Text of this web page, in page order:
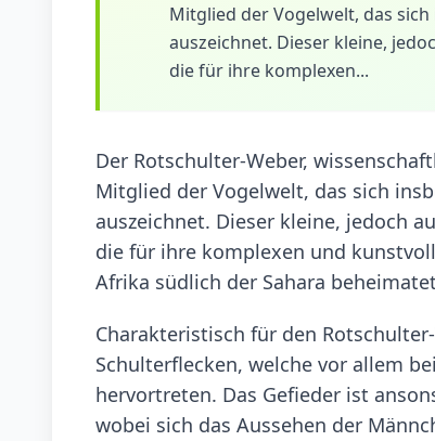
Mitglied der Vogelwelt, das
auszeichnet. Dieser kleine,
die für ihre komplexen...
Der Rotschulter-Weber,
Mitglied der Vogelwelt, das sich
auszeichnet. Dieser kleine, jedoch
die für ihre komplexen und
Afrika südlich der Sahara
Charakteristisch für den
Schulterflecken, welche vor allem
hervortreten. Das Gefieder ist
wobei sich das Aussehen der